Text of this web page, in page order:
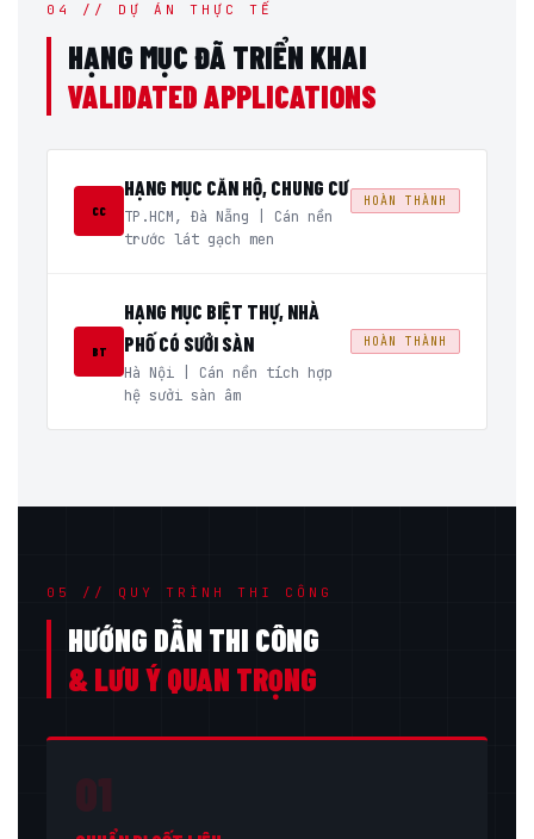
04 // DỰ ÁN THỰC TẾ
HẠNG MỤC ĐÃ TRIỂN KHAI
VALIDATED APPLICATIONS
CC
HẠNG MỤC CĂN HỘ, CHUNG CƯ
TP.HCM, Đà Nẵng | Cán nền
trước lát gạch men
HOÀN THÀNH
BT
HẠNG MỤC BIỆT THỰ, NHÀ
PHỐ CÓ SƯỞI SÀN
Hà Nội | Cán nền tích hợp
hệ sưởi sàn âm
HOÀN THÀNH
05 // QUY TRÌNH THI CÔNG
HƯỚNG DẪN THI CÔNG
& LƯU Ý QUAN TRỌNG
01